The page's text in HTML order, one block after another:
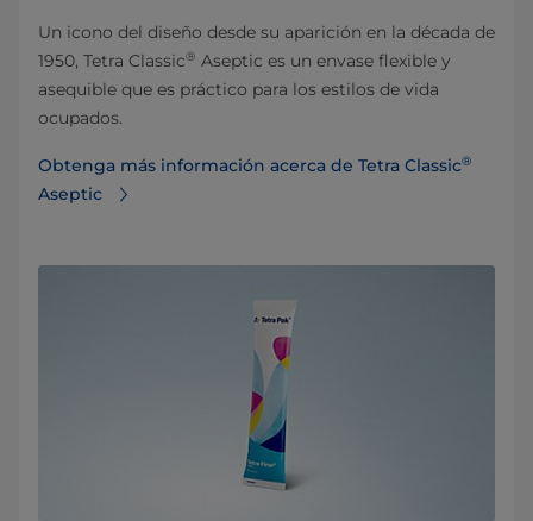
Un icono del diseño desde su aparición en la década de
1950, Tetra Classic® Aseptic es un envase flexible y
asequible que es práctico para los estilos de vida
ocupados.
Obtenga más información acerca de Tetra Classic®
Aseptic